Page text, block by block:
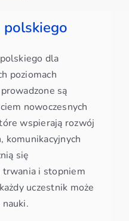
polskiego
dla
poziomach
są
nowoczesnych
wspierają rozwój
komunikacyjnych
się
trwania i stopniem
uczestnik może